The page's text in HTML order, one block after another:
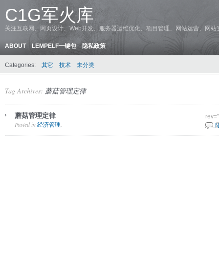
C1G军火库
关注互联网、网页设计、Web开发、服务器运维优化、项目管理、网站运营、网
ABOUT LEMPELF一键包 隐私政策
Categories: 其它 技术 未分类
Tag Archives: 蘑菇管理定律
蘑菇管理定律
2 6
Posted in 经济管理